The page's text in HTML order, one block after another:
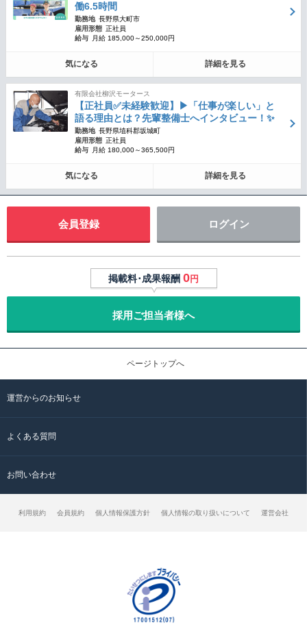
働6.5時間
勤務地 長野県大町市
雇用形態 正社員
給与
月給 185,000～250,000円
気になる 詳細を見る
有限会社柳沢モータース
【正社員✅未経験歓迎】▶︎「仕事が楽しい」と
語る理由とは？先輩整備士へインタビュー！✨
勤務地 長野県埴科郡坂城町
雇用形態 正社員
給与
月給 180,000～365,500円
気になる 詳細を見る
会員登録 ログイン
掲載料･成果報酬 0円
採用ご担当者様へ
ページトップへ
運営からのお知らせ
よくある質問
お問い合わせ
利用規約 会員規約 個人情報保護方針 個人情報の取り扱いについて 運営会社